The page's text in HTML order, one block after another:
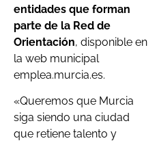
entidades que forman
parte de la Red de
Orientación, disponible en
la web municipal
emplea.murcia.es.
«Queremos que Murcia
siga siendo una ciudad
que retiene talento y